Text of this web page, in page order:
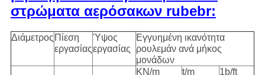
στρώματα αερόσακων rubebr:
Διάμετρος Πίεση
εργασίας
Ύψος
εργασίας
Εγγυημένη ικανότητα
ρουλεμάν ανά μήκος
μονάδων
KN/m
t/m
1b/ft